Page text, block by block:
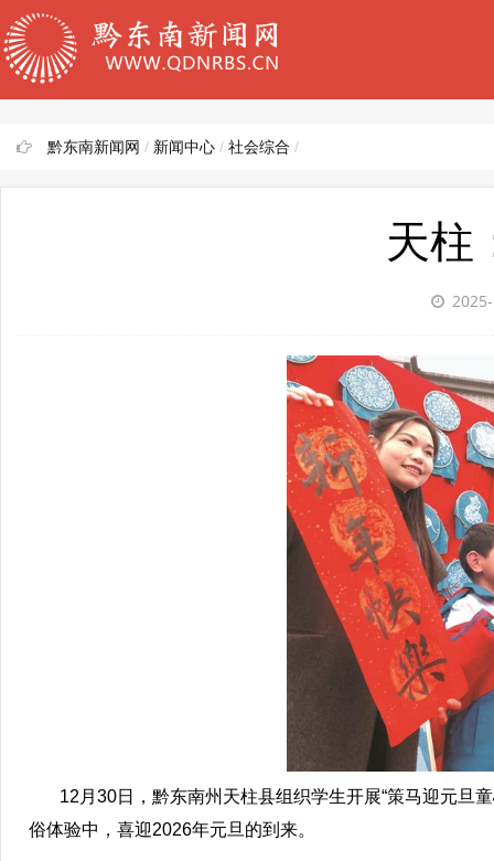
黔东南新闻网 / 新闻中心 / 社会综合 /
天柱
12月30日，黔东南州天柱县组织学生开展“策马迎元旦
俗体验中，喜迎2026年元旦的到来。